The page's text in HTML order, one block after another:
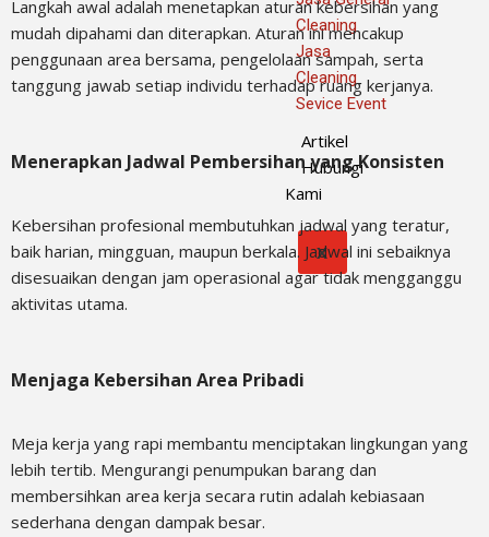
Cleaning
Jasa
Cleaning
Sevice Event
Artikel
Hubungi
Kami
X
Langkah awal adalah menetapkan aturan kebersihan yang
mudah dipahami dan diterapkan. Aturan ini mencakup
penggunaan area bersama, pengelolaan sampah, serta
tanggung jawab setiap individu terhadap ruang kerjanya.
Menerapkan Jadwal Pembersihan yang Konsisten
Kebersihan profesional membutuhkan jadwal yang teratur,
baik harian, mingguan, maupun berkala. Jadwal ini sebaiknya
disesuaikan dengan jam operasional agar tidak mengganggu
aktivitas utama.
Menjaga Kebersihan Area Pribadi
Meja kerja yang rapi membantu menciptakan lingkungan yang
lebih tertib. Mengurangi penumpukan barang dan
membersihkan area kerja secara rutin adalah kebiasaan
sederhana dengan dampak besar.